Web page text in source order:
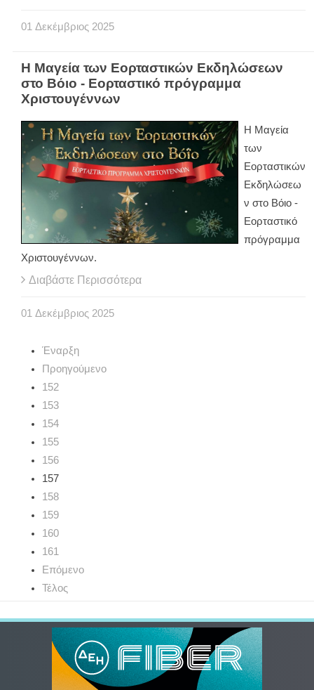
01 Δεκέμβριος 2025
Η Μαγεία των Εορταστικών Εκδηλώσεων
στο Βόιο - Εορταστικό πρόγραμμα
Χριστουγέννων
Η Μαγεία
των
Εορταστικών
Εκδηλώσεω
ν στο Βόιο -
Εορταστικό
πρόγραμμα
Χριστουγέννων.
Διαβάστε Περισσότερα
01 Δεκέμβριος 2025
Έναρξη
Προηγούμενο
152
153
154
155
156
157
158
159
160
161
Επόμενο
Τέλος